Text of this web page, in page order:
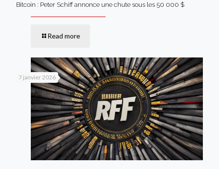
Bitcoin : Peter Schiff annonce une chute sous les 50 000 $
Read more
7 janvier 2026